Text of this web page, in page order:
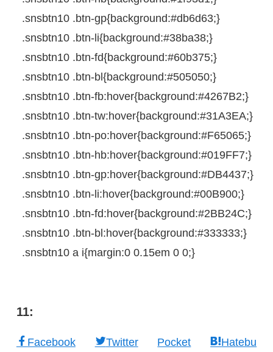
.snsbtn10 .btn-gp{background:#db6d63;}
.snsbtn10 .btn-li{background:#38ba38;}
.snsbtn10 .btn-fd{background:#60b375;}
.snsbtn10 .btn-bl{background:#505050;}
.snsbtn10 .btn-fb:hover{background:#4267B2;}
.snsbtn10 .btn-tw:hover{background:#31A3EA;}
.snsbtn10 .btn-po:hover{background:#F65065;}
.snsbtn10 .btn-hb:hover{background:#019FF7;}
.snsbtn10 .btn-gp:hover{background:#DB4437;}
.snsbtn10 .btn-li:hover{background:#00B900;}
.snsbtn10 .btn-fd:hover{background:#2BB24C;}
.snsbtn10 .btn-bl:hover{background:#333333;}
.snsbtn10 a i{margin:0 0.15em 0 0;}
11:
Facebook Twitter Pocket Hatebu